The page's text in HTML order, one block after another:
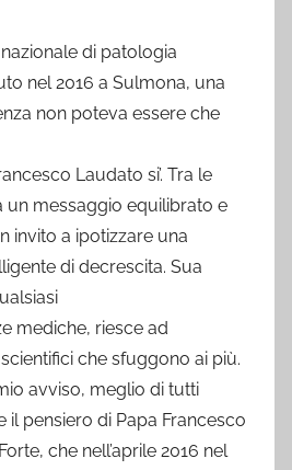
di patologia
nel 2016 a Sulmona, una
non poteva essere che
Laudato si’. Tra le
un messaggio equilibrato e
invito a ipotizzare una
di decrescita. Sua
mediche, riesce ad
che sfuggono ai più.
avviso, meglio di tutti
il pensiero di Papa Francesco
che nell’aprile 2016 nel